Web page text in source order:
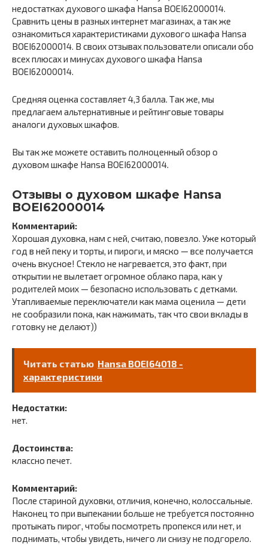
недостатках духового шкафа Hansa BOEI62000014.
Сравнить цены в разных интернет магазинах, а так же
ознакомиться характеристиками духового шкафа Hansa
BOEI62000014. В своих отзывах пользователи описали обо
всех плюсах и минусах духового шкафа Hansa
BOEI62000014.
Средняя оценка составляет 4,3 балла. Так же, мы
предлагаем альтернативные и рейтинговые товары
аналоги духовых шкафов.
Вы так же можете оставить полноценный обзор о
духовом шкафе Hansa BOEI62000014.
Отзывы о духовом шкафе Hansa
BOEI62000014
Комментарий:
Хорошая духовка, нам с ней, считаю, повезло. Уже который
год в ней пеку и торты, и пироги, и мяско — все получается
очень вкусное! Стекло не нагревается, это факт, при
открытии не вылетает огромное облако пара, как у
родителей моих — безопасно использовать с детками.
Утапливаемые переключатели как мама оценила — дети
не сообразили пока, как нажимать, так что свои вклады в
готовку не делают))
Читать статью Hansa BOEI64018 -
характеристики
Недостатки:
нет.
Достоинства:
классно печет.
Комментарий:
После стариной духовки, отличия, конечно, колоссальные.
Наконец то при выпекании больше не требуется постоянно
протыкать пирог, чтобы посмотреть пропекся или нет, и
поднимать, чтобы увидеть, ничего ли снизу не подгорело.